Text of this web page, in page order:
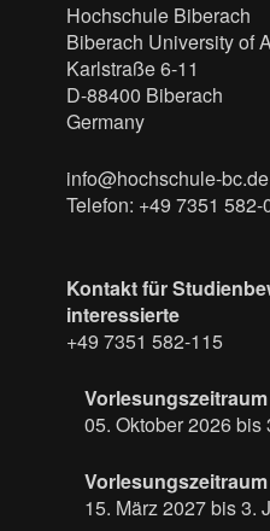
Hochschule Biberach
Biberach University of
Karlstraße 6-11
D-88400 Biberach
Germany
info@hochschule-bc.de
Telefon: +49 7351 582-
Kontakt für
interessierte
+49 7351 582-115
Vorlesungszeitraum
05. Oktober 2026 bis
15. März 2027 bis 3.